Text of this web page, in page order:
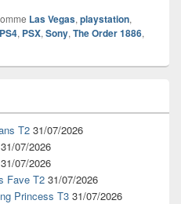
Las Vegas, playstation,
PS4, PSX, Sony, The Order 1886,
T2 31/07/2026
31/07/2026
31/07/2026
Fave T2 31/07/2026
Princess T3 31/07/2026